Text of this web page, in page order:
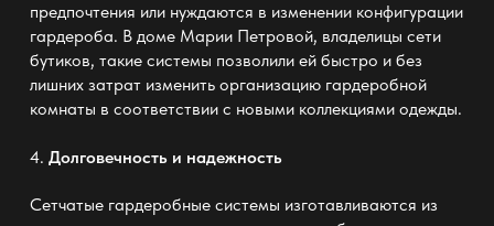
предпочтения или нуждаются в изменении конфигурации
гардероба. В доме Марии Петровой, владелицы сети
бутиков, такие системы позволили ей быстро и без
лишних затрат изменить организацию гардеробной
комнаты в соответствии с новыми коллекциями одежды.
4. Долговечность и надежность
Сетчатые гардеробные системы изготавливаются из